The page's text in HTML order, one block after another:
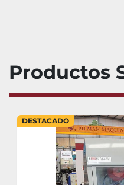
Productos